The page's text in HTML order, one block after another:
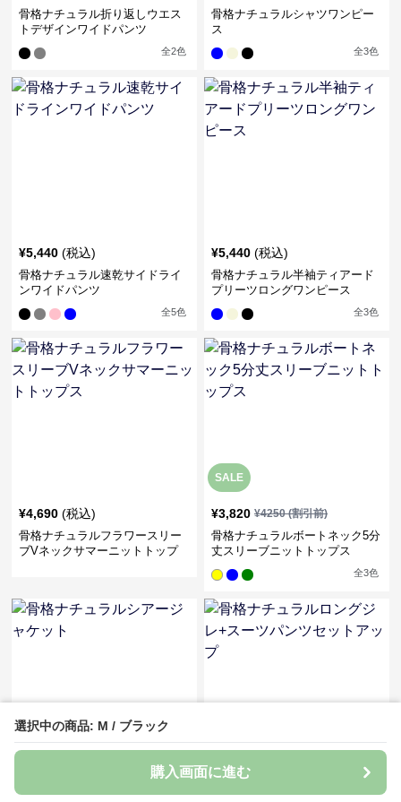
選択中の商品: M / ブラック
購入画面に進む
骨格ナチュラル折り返しウエス
トデザインワイドパンツ
全2色
骨格ナチュラルシャツワンピー
ス
全3色
¥5,440 (税込)
骨格ナチュラル速乾サイドライ
ンワイドパンツ
全5色
¥5,440 (税込)
骨格ナチュラル半袖ティアード
プリーツロングワンピース
全3色
¥4,690 (税込)
骨格ナチュラルフラワースリー
ブVネックサマーニットトップ
SALE
¥3,820 ¥4250(割引前)
骨格ナチュラルボートネック5分
丈スリーブニットトップス
全3色
骨格ナチュラルシアージャケッ
¥8,570
骨格ナチュラルロングジレ+スー